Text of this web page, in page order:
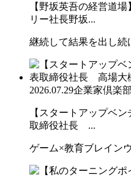
【野坂英吾の経営道
リー社長野坂...
継続して結果を出し続
2026.07.29企業家倶楽
【スタートアップベ
取締役社長 ...
ゲーム×教育ブレイン